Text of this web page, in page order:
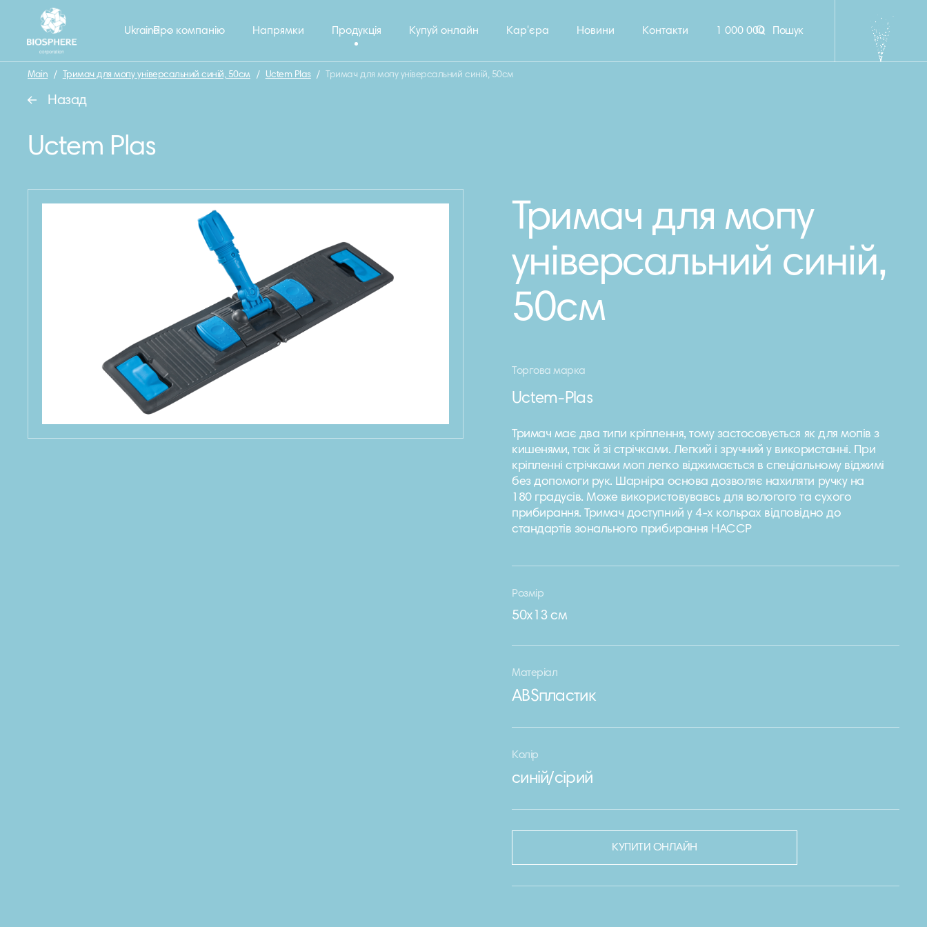
Про компанію Напрямки Продукція Купуй онлайн Кар'єра Новини Контакти 1 000 000 Пошук
Ukraine
Main / Тримач для мопу універсальний синій, 50см / Uctem Plas / Тримач для мопу універсальний синій, 50см
Назад
Uctem Plas
Тримач для мопу
універсальний синій,
50см
Торгова марка
Uctem-Plas
Тримач має два типи кріплення, тому застосовується як для мопів з
кишенями, так й зі стрічками. Легкий і зручний у використанні. При
кріпленні стрічками моп легко віджимається в спеціальному віджимі
без допомоги рук. Шарніра основа дозволяє нахиляти ручку на
180 градусів. Може використовувавсь для вологого та сухого
прибирання. Тримач доступний у 4-х кольрах відповідно до
стандартів зонального прибирання HACCP
Розмір
50x13 см
Матеріал
ABSпластик
Колір
синій/сірий
КУПИТИ ОНЛАЙН